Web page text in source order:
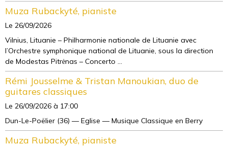
Muza Rubackyté, pianiste
Le 26/09/2026
Vilnius, Lituanie – Philharmonie nationale de Lituanie avec
l’Orchestre symphonique national de Lituanie, sous la direction
de Modestas Pitrėnas – Concerto ...
Rémi Jousselme & Tristan Manoukian, duo de
guitares classiques
Le 26/09/2026 à 17:00
Dun-Le-Poëlier (36) — Eglise — Musique Classique en Berry
Muza Rubackyté, pianiste